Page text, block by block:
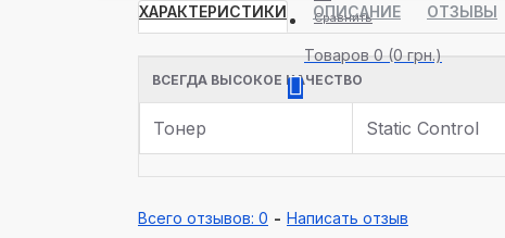
Сравнить
Товаров 0 (0 грн.)
ХАРАКТЕРИСТИКИ ОПИСАНИЕ ОТЗЫВЫ
ВСЕГДА ВЫСОКОЕ КАЧЕСТВО
Тонер Static Control
Всего отзывов: 0 - Написать отзыв